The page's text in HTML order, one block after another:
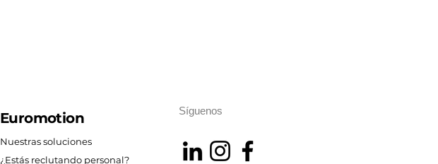
Euromotion
Nuestras soluciones
¿Estás reclutando personal?
Síguenos